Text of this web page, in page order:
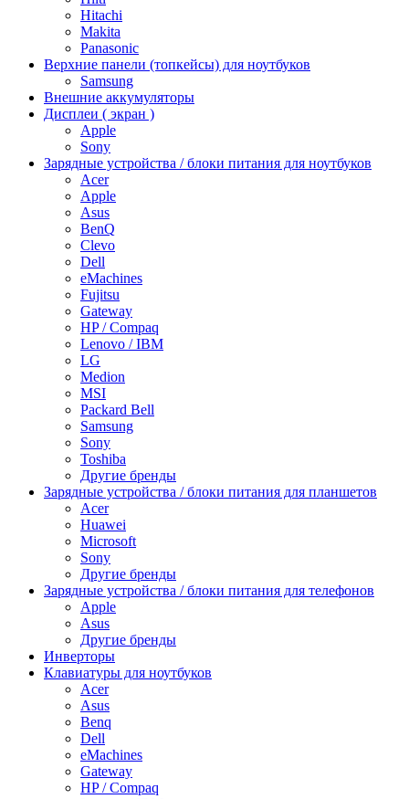
Hitachi
Makita
Panasonic
Верхние панели (топкейсы) для ноутбуков
Samsung
Внешние аккумуляторы
Дисплеи ( экран )
Apple
Sony
Зарядные устройства / блоки питания для ноутбуков
Acer
Apple
Asus
BenQ
Clevo
Dell
eMachines
Fujitsu
Gateway
HP / Compaq
Lenovo / IBM
LG
Medion
MSI
Packard Bell
Samsung
Sony
Toshiba
Другие бренды
Зарядные устройства / блоки питания для планшетов
Acer
Huawei
Microsoft
Sony
Другие бренды
Зарядные устройства / блоки питания для телефонов
Apple
Asus
Другие бренды
Инверторы
Клавиатуры для ноутбуков
Acer
Asus
Benq
Dell
eMachines
Gateway
HP / Compaq